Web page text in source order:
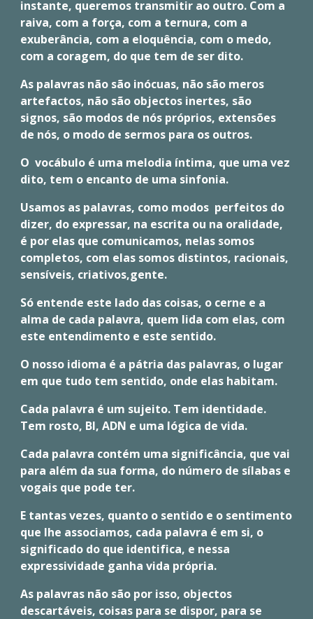
instante, queremos transmitir ao outro. Com a
raiva, com a força, com a ternura, com a
exuberância, com a eloquência, com o medo,
com a coragem, do que tem de ser dito.
As palavras não são inócuas, não são meros
artefactos, não são objectos inertes, são
signos, são modos de nós próprios, extensões
de nós, o modo de sermos para os outros.
O vocábulo é uma melodia íntima, que uma vez
dito, tem o encanto de uma sinfonia.
Usamos as palavras, como modos perfeitos do
dizer, do expressar, na escrita ou na oralidade,
é por elas que comunicamos, nelas somos
completos, com elas somos distintos, racionais,
sensíveis, criativos,gente.
Só entende este lado das coisas, o cerne e a
alma de cada palavra, quem lida com elas, com
este entendimento e este sentido.
O nosso idioma é a pátria das palavras, o lugar
em que tudo tem sentido, onde elas habitam.
Cada palavra é um sujeito. Tem identidade.
Tem rosto, BI, ADN e uma lógica de vida.
Cada palavra contém uma significância, que vai
para além da sua forma, do número de sílabas e
vogais que pode ter.
E tantas vezes, quanto o sentido e o sentimento
que lhe associamos, cada palavra é em si, o
significado do que identifica, e nessa
expressividade ganha vida própria.
As palavras não são por isso, objectos
descartáveis, coisas para se dispor, para se